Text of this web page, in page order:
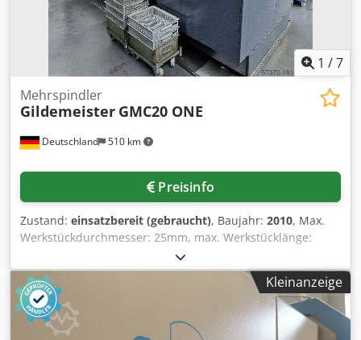
1 /7
Deutschland 510 km
Mehrspindler
Gildemeister GMC20 ONE
Preisinfo
Zustand: einsatzbereit (gebraucht), Baujahr: 2010, Max.
Werkstückdurchmesser: 25mm, max. Werkstücklänge:
100mm, max. Stangendurchmesser: 25mm, max. Hub X/Z:
42mm/50mm, Eilgang: 40m/min, Anzahl Spindeln: 6,
Drehzahl: 12000U/min, Steuerung: Siemens 840D
Powerline. Dodpfetqfq Ujx Ahgokr
Kleinanzeige